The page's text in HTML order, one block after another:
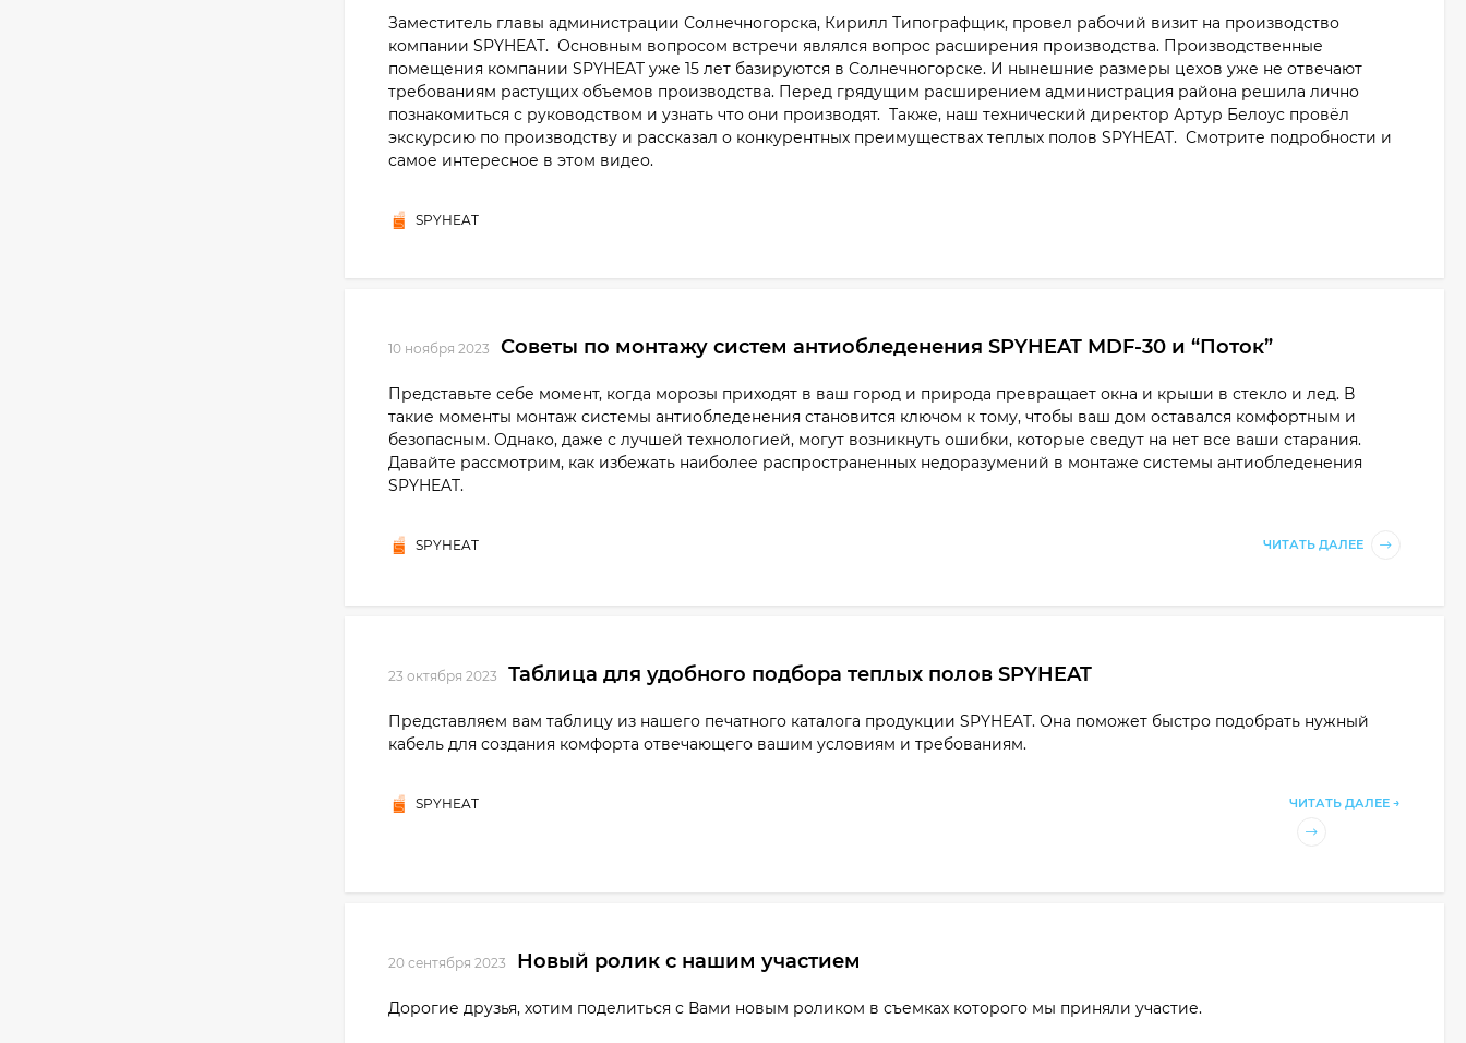
Заместитель главы администрации Солнечногорска, Кирилл Типографщик, провел рабочий визит на производство
компании SPYHEAT. Основным вопросом встречи являлся вопрос расширения производства. Производственные
помещения компании SPYHEAT уже 15 лет базируются в Солнечногорске. И нынешние размеры цехов уже не отвечают
требованиям растущих объемов производства. Перед грядущим расширением администрация района решила лично
познакомиться с руководством и узнать что они производят. Также, наш технический директор Артур Белоус провёл
экскурсию по производству и рассказал о конкурентных преимуществах теплых полов SPYHEAT. Смотрите подробности и
самое интересное в этом видео.
SPYHEAT
10 ноября 2023 Советы по монтажу систем антиобледенения SPYHEAT MDF-30 и “Поток”
Представьте себе момент, когда морозы приходят в ваш город и природа превращает окна и крыши в стекло и лед. В
такие моменты монтаж системы антиобледенения становится ключом к тому, чтобы ваш дом оставался комфортным и
безопасным. Однако, даже с лучшей технологией, могут возникнуть ошибки, которые сведут на нет все ваши старания.
Давайте рассмотрим, как избежать наиболее распространенных недоразумений в монтаже системы антиобледенения
SPYHEAT.
SPYHEAT ЧИТАТЬ ДАЛЕЕ
23 октября 2023 Таблица для удобного подбора теплых полов SPYHEAT
Представляем вам таблицу из нашего печатного каталога продукции SPYHEAT. Она поможет быстро подобрать нужный
кабель для создания комфорта отвечающего вашим условиям и требованиям.
SPYHEAT ЧИТАТЬ ДАЛЕЕ →
20 сентября 2023 Новый ролик с нашим участием
Дорогие друзья, хотим поделиться с Вами новым роликом в съемках которого мы приняли участие.